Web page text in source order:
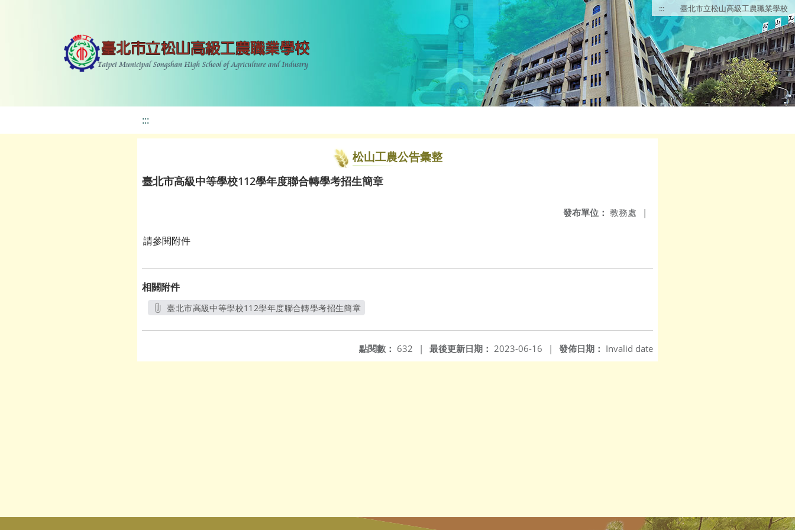
::: 臺北市立松山高級工農職業學校
:::
松山工農公告彙整
臺北市高級中等學校112學年度聯合轉學考招生簡章
發布單位： 教務處 |
請參閱附件
相關附件
臺北市高級中等學校112學年度聯合轉學考招生簡章
發佈日期： Invalid date
最後更新日期： 2023-06-16 |
點閱數： 632 |